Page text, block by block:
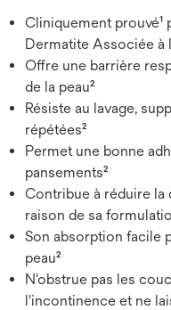
Cliniquement prouvé¹
Dermatite Associée à
Offre une barrière
de la peau²
Résiste au lavage,
répétées²
Permet une bonne
pansements²
Contribue à réduire la
raison de sa
Son absorption facile
peau²
N'obstrue pas les
l'incontinence et ne